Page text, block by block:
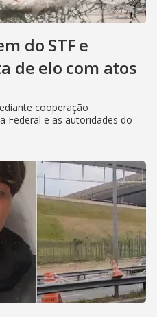
do STF e
de elo com atos
cooperação
Federal e as autoridades do